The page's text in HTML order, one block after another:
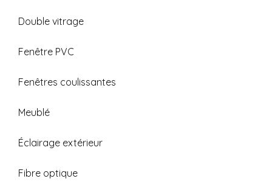
Double vitrage
Fenêtre PVC
Fenêtres coulissantes
Meublé
Éclairage extérieur
Fibre optique